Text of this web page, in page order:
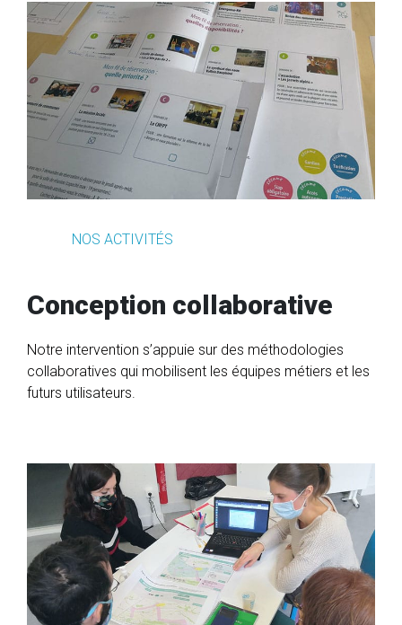
NOS ACTIVITÉS
Conception collaborative
Notre intervention s’appuie sur des méthodologies
collaboratives qui mobilisent les équipes métiers et les
futurs utilisateurs.